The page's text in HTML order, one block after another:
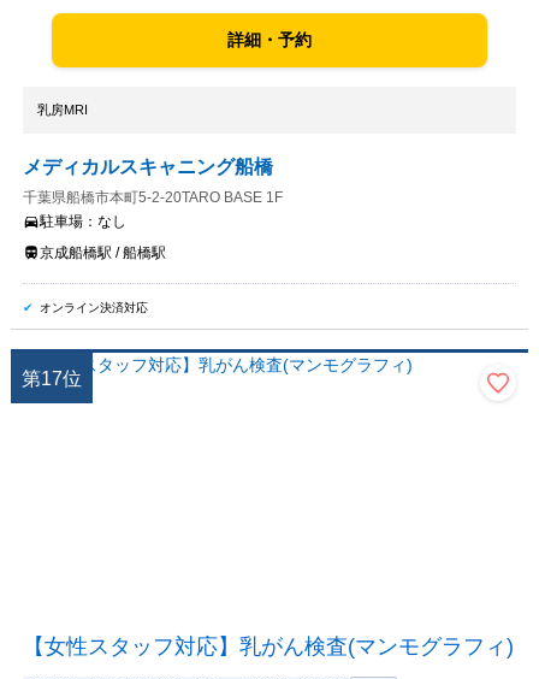
詳細・予約
乳房MRI
メディカルスキャニング船橋
千葉県船橋市本町5-2-20TARO BASE 1F
駐車場： なし
京成船橋駅 / 船橋駅
オンライン決済対応
第17位
【女性スタッフ対応】乳がん検査(マンモグラフィ)